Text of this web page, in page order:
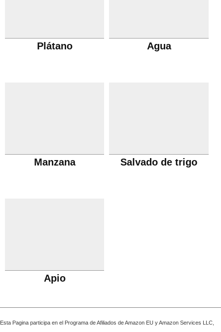
Plátano Agua
Manzana Salvado de trigo
Apio
Esta Pagina participa en el Programa de Afiliados de Amazon EU y Amazon Services LLC,